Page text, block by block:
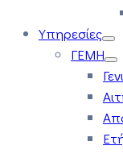
Υπηρεσίες
ΓΕΜΗ